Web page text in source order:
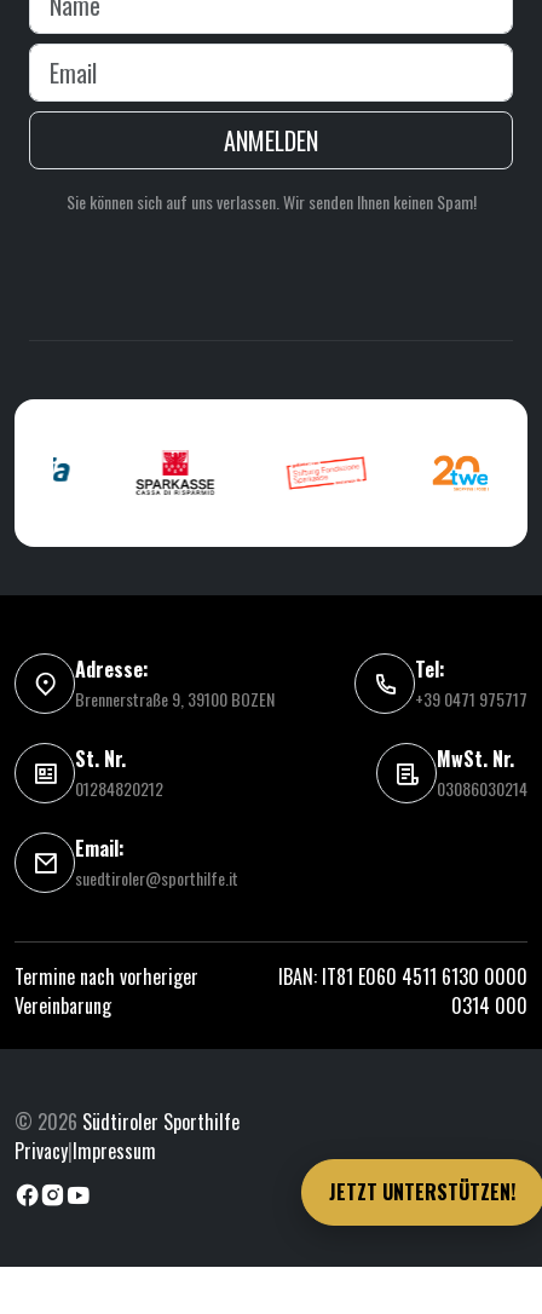
ANMELDEN
Sie können sich auf uns verlassen. Wir senden Ihnen keinen Spam!
Adresse:
Brennerstraße 9, 39100 BOZEN
Tel:
+39 0471 975717
St. Nr.
01284820212
MwSt. Nr.
03086030214
Email:
suedtiroler@sporthilfe.it
Termine nach vorheriger
Vereinbarung
IBAN: IT81 E060 4511 6130 0000
0314 000
© 2026 Südtiroler Sporthilfe
Privacy|Impressum
JETZT UNTERSTÜTZEN!